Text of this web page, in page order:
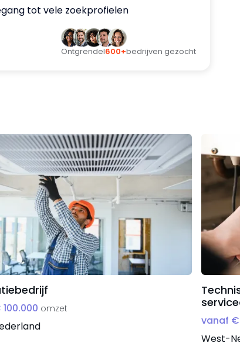
tot vele zoekprofielen
Ontgrendel600+bedrijven gezocht
omzet
vanaf €
West-